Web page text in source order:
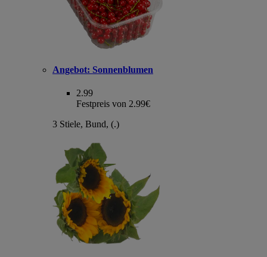
Angebot: Sonnenblumen
2.99
Festpreis von 2.99€
3 Stiele, Bund, (.)